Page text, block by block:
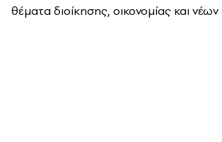
θέματα διοίκησης, οικονομίας και νέων